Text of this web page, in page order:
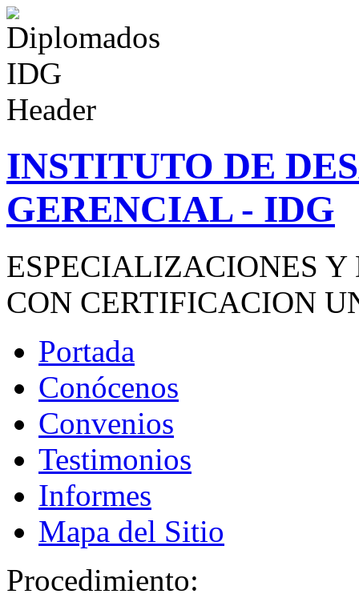
INSTITUTO DE
GERENCIAL - IDG
ESPECIALIZACIONES
CON CERTIFICACION
Portada
Conócenos
Convenios
Testimonios
Informes
Mapa del Sitio
Procedimiento: